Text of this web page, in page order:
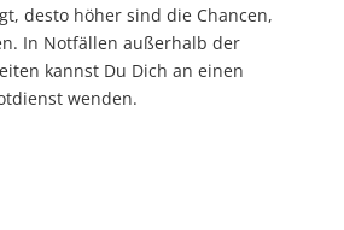
desto höher sind die Chancen,
In Notfällen außerhalb der
kannst Du Dich an einen
wenden.